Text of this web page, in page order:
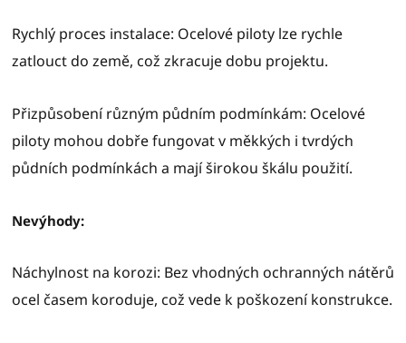
Rychlý proces instalace: Ocelové piloty lze rychle
zatlouct do země, což zkracuje dobu projektu.
Přizpůsobení různým půdním podmínkám: Ocelové
piloty mohou dobře fungovat v měkkých i tvrdých
půdních podmínkách a mají širokou škálu použití.
Nevýhody:
Náchylnost na korozi: Bez vhodných ochranných nátěrů
ocel časem koroduje, což vede k poškození konstrukce.